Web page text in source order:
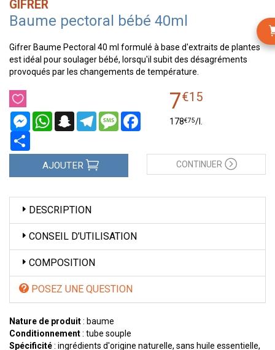
GIFRER
Baume pectoral bébé 40ml
Gifrer Baume Pectoral 40 ml formulé à base d'extraits de plantes
est idéal pour soulager bébé, lorsqu'il subit des désagréments
provoqués par les changements de température.
MessengerWhatsAppSnapchatTelegramMessageFacebook
7€15
178€75/
AJOUTER CONTINUER
DESCRIPTION
CONSEIL D’UTILISATION
COMPOSITION
POSEZ UNE QUESTION
Nature de produit: baume
Conditionnement: tube souple
Spécificité: ingrédients d'origine naturelle, sans huile essentielle,